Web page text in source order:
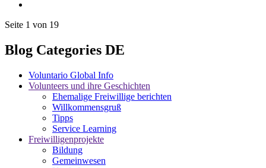
Seite 1 von 19
Blog Categories DE
Voluntario Global Info
Volunteers und ihre Geschichten
Ehemalige Freiwillige berichten
Willkommensgruß
Tipps
Service Learning
Freiwilligenprojekte
Bildung
Gemeinwesen